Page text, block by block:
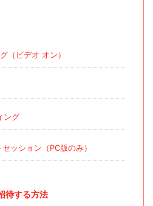
（ビデオ オン）
ング
ッション（PC版のみ）
待する方法